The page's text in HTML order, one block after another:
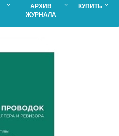
АРХИВ
ЖУРНАЛА
КУПИТЬ